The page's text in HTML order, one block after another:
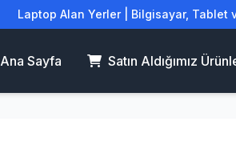
Laptop Alan Yerler | Bilgisayar, Tablet
Ana Sayfa Satın Aldığımız